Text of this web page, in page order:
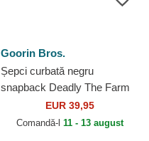
Goorin Bros.
Șepci curbată negru
snapback Deadly The Farm
Goorin Bros.EUR 39,95
Comandă-l 11 - 13 august